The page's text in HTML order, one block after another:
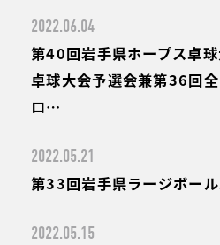
2022.06.04
第40回岩手県ホープス卓
卓球大会予選会兼第36回
ロ…
2022.05.21
第33回岩手県ラージボー
2022.05.15